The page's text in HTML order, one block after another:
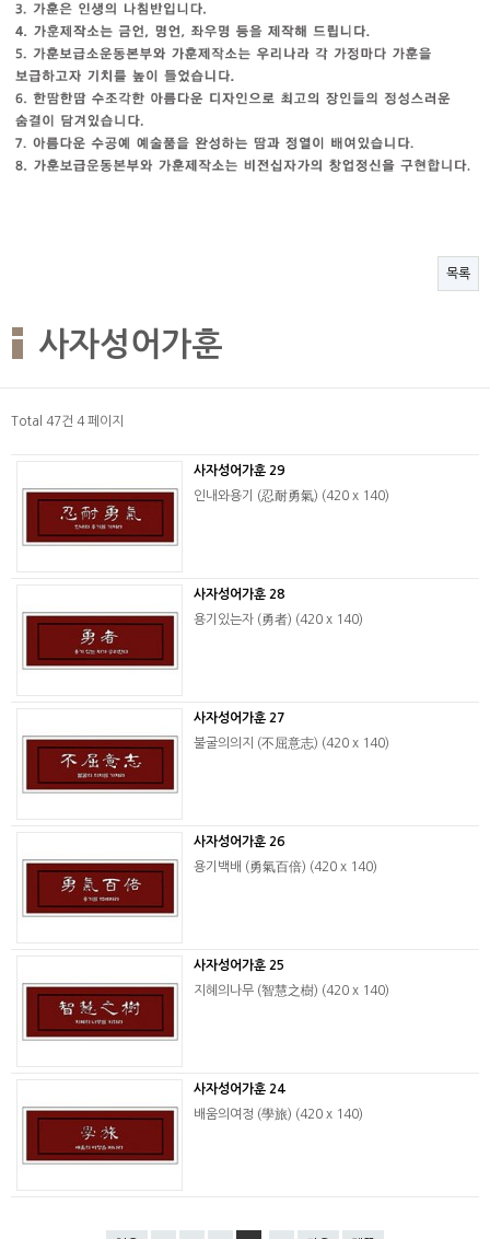
목록
사자성어가훈
Total 47건 4 페이지
사자성어가훈 29
인내와용기 (忍耐勇氣) (420 x 140)
사자성어가훈 28
용기있는자 (勇者) (420 x 140)
사자성어가훈 27
불굴의의지 (不屈意志) (420 x 140)
사자성어가훈 26
용기백배 (勇氣百倍) (420 x 140)
사자성어가훈 25
지혜의나무 (智慧之樹) (420 x 140)
사자성어가훈 24
배움의여정 (學旅) (420 x 140)